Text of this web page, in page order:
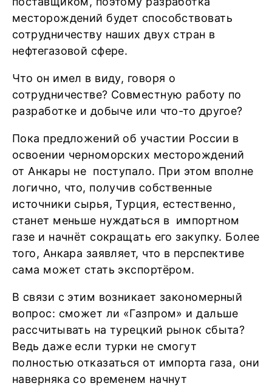
месторождений будет способствовать
сотрудничеству наших двух стран в
нефтегазовой сфере.
Что он имел в виду, говоря о
сотрудничестве? Совместную работу по
разработке и добыче или что-то другое?
Пока предложений об участии России в
освоении черноморских месторождений
от Анкары не поступало. При этом вполне
логично, что, получив собственные
источники сырья, Турция, естественно,
станет меньше нуждаться в импортном
газе и начнёт сокращать его закупку. Более
того, Анкара заявляет, что в перспективе
сама может стать экспортёром.
В связи с этим возникает закономерный
вопрос: сможет ли «Газпром» и дальше
рассчитывать на турецкий рынок сбыта?
Ведь даже если турки не смогут
полностью отказаться от импорта газа, они
наверняка со временем начнут